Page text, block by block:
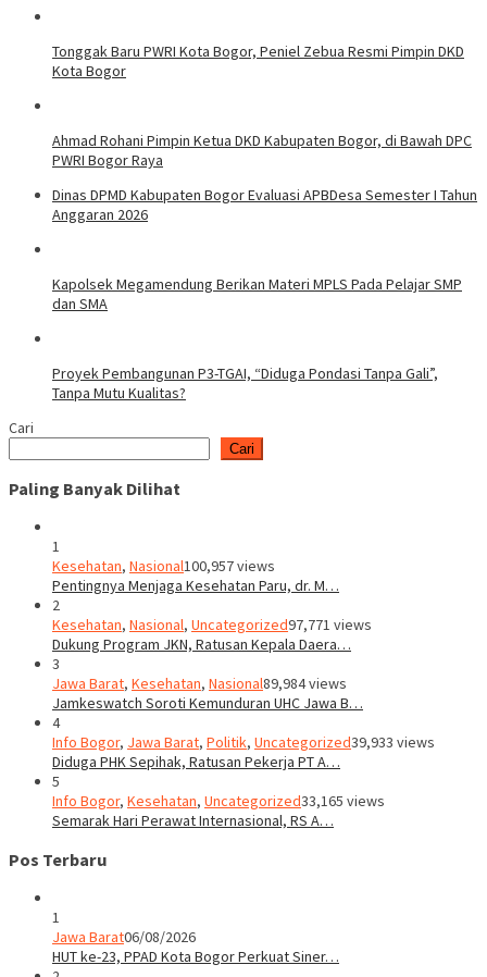
Tonggak Baru PWRI Kota Bogor, Peniel Zebua Resmi Pimpin DKD
Kota Bogor
Ahmad Rohani Pimpin Ketua DKD Kabupaten Bogor, di Bawah DPC
PWRI Bogor Raya
Dinas DPMD Kabupaten Bogor Evaluasi APBDesa Semester I Tahun
Anggaran 2026
Kapolsek Megamendung Berikan Materi MPLS Pada Pelajar SMP
dan SMA
Proyek Pembangunan P3-TGAI, “Diduga Pondasi Tanpa Gali”,
Tanpa Mutu Kualitas?
Cari
Cari
Paling Banyak Dilihat
1
Kesehatan, Nasional100,957 views
Pentingnya Menjaga Kesehatan Paru, dr. M…
2
Kesehatan, Nasional, Uncategorized97,771 views
Dukung Program JKN, Ratusan Kepala Daera…
3
Jawa Barat, Kesehatan, Nasional89,984 views
Jamkeswatch Soroti Kemunduran UHC Jawa B…
4
Info Bogor, Jawa Barat, Politik, Uncategorized39,933 views
Diduga PHK Sepihak, Ratusan Pekerja PT A…
5
Info Bogor, Kesehatan, Uncategorized33,165 views
Semarak Hari Perawat Internasional, RS A…
Pos Terbaru
1
Jawa Barat06/08/2026
HUT ke-23, PPAD Kota Bogor Perkuat Siner…